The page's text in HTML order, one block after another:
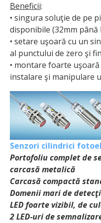
Beneficii:
• singura soluţie de pe
disponibile (32mm până
• setare uşoară cu un
al punctului de zero şi
• montare foarte
instalare şi manipulare
Senzori cilindrici
Portofoliu complet de
carcasă metalică
Carcasă compactă
Domenii mari de
LED foarte vizibil, de
2 LED-uri de